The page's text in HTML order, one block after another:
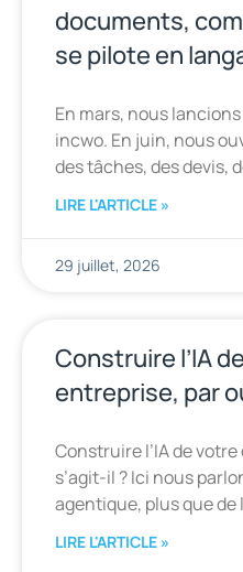
documents,
se pilote en
En mars, nous
incwo. En juin, nous
des tâches, des devis,
LIRE L'ARTICLE »
29 juillet, 2026
Construire l’IA
entreprise, par
Construire l’IA de
s’agit-il ? Ici nous
agentique, plus que de
LIRE L'ARTICLE »